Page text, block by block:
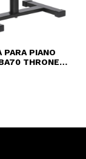
PARA PIANO
THRONE